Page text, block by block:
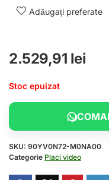
Adăugați preferate
2.529,91 lei
Stoc epuizat
SKU: 90YV0N72-M0NA00
Categorie Placi video